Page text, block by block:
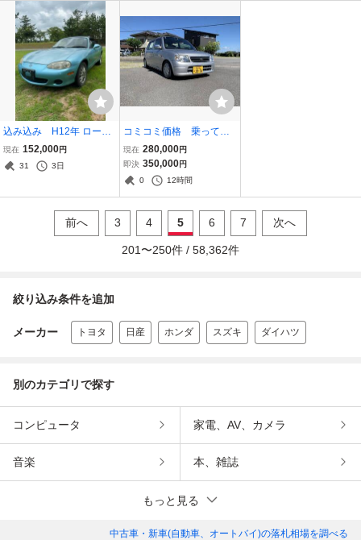
込み込み H12年 ロード
スター 10万km 一時抹消
書有 走る曲がる止まるOK
現状車 現車確認歓迎 レス
現在 152,000円
31
3日
コミコミ価格 乗って帰
れます 車検取りたて
ダイハツ ミラ マニュ
アルミッション シャコ
タン ミラバン
現在 280,000円
即決 350,000円
0
12時間
前へ 3 4 5 6 7 次へ
201 〜250件 / 58,362件
絞り込み条件を追加
メーカー トヨタ 日産 ホンダ スズキ ダイハツ
別のカテゴリで探す
コンピュータ 家電、AV、カメラ
音楽 本、雑誌
もっと見る
中古車・新車(自動車、オートバイ)の落札相場を調べる